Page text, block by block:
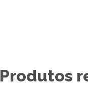
Produtos